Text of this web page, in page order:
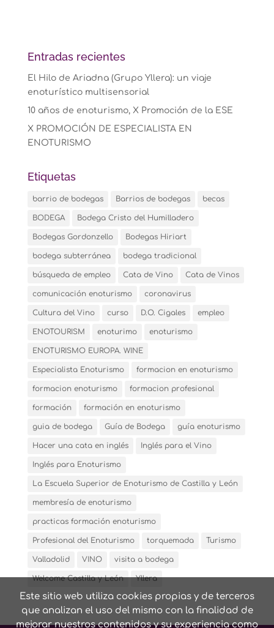
Este sitio web utiliza cookies propias y de terceros
que analizan el uso del mismo con la finalidad de
mejorar nuestros contenidos y su experiencia como
Entradas recientes
El Hilo de Ariadna (Grupo Yllera): un viaje
enoturístico multisensorial
10 años de enoturismo, X Promoción de la ESE
X PROMOCIÓN DE ESPECIALISTA EN
ENOTURISMO
Etiquetas
barrio de bodegas Barrios de bodegas becas
BODEGA Bodega Cristo del Humilladero
Bodegas Gordonzello Bodegas Hiriart
bodega subterránea bodega tradicional
búsqueda de empleo Cata de Vino Cata de Vinos
comunicación enoturismo coronavirus
Cultura del Vino curso D.O. Cigales empleo
ENOTOURISM enoturimo enoturismo
ENOTURISMO EUROPA. WINE
Especialista Enoturismo formacion en enoturismo
formacion enoturismo formacion profesional
formación formación en enoturismo
guia de bodega Guía de Bodega guía enoturismo
Hacer una cata en inglés Inglés para el Vino
Inglés para Enoturismo
La Escuela Superior de Enoturismo de Castilla y León
membresía de enoturismo
practicas formación enoturismo
Profesional del Enoturismo torquemada Turismo
Valladolid VINO visita a bodega
Welcome Castilla y León Yllera